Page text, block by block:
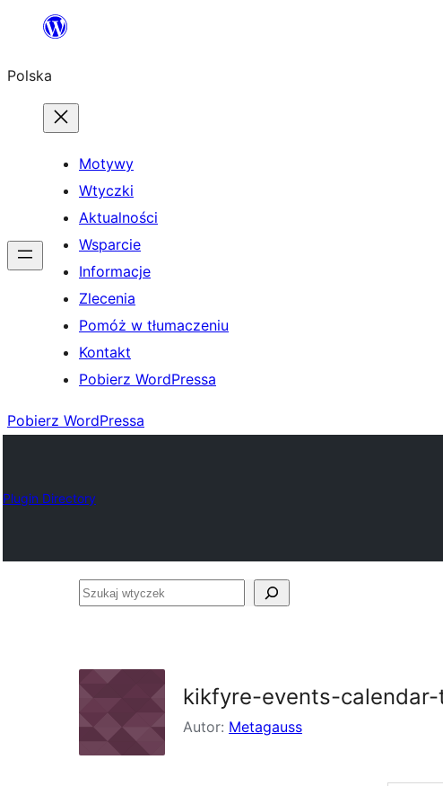
Przejdź
treści
Polska
Motywy
Wtyczki
Aktualności
Wsparcie
Informacje
Zlecenia
Pomóż w tłumaczeniu
Kontakt
Pobierz WordPressa
Pobierz WordPressa
Plugin Directory
Szukaj
kikfyre-events-
Autor: Metagauss